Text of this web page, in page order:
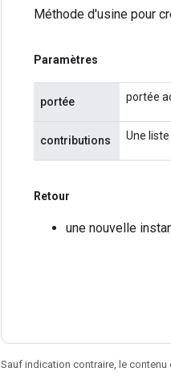
Méthode d'usine pour
Paramètres
portée portée
contributions Une
Retour
une nouvelle
Sauf indication contraire, le